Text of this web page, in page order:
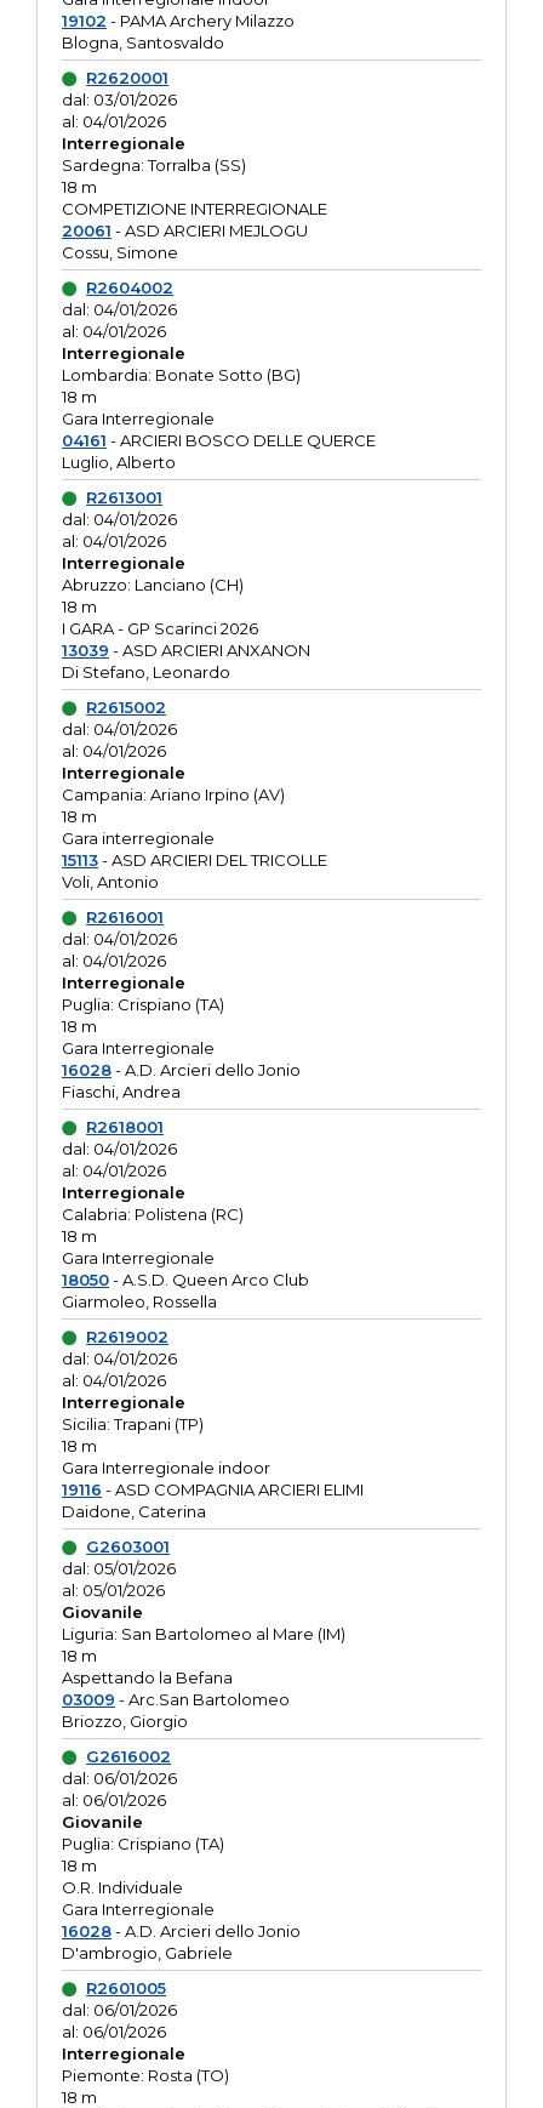
19102 - PAMA Archery Milazzo
Blogna, Santosvaldo
R2620001
dal: 03/01/2026
al: 04/01/2026
Interregionale
Sardegna: Torralba (SS)
18 m
COMPETIZIONE INTERREGIONALE
20061 - ASD ARCIERI MEJLOGU
Cossu, Simone
R2604002
dal: 04/01/2026
al: 04/01/2026
Interregionale
Lombardia: Bonate Sotto (BG)
18 m
Gara Interregionale
04161 - ARCIERI BOSCO DELLE QUERCE
Luglio, Alberto
R2613001
dal: 04/01/2026
al: 04/01/2026
Interregionale
Abruzzo: Lanciano (CH)
18 m
I GARA - GP Scarinci 2026
13039 - ASD ARCIERI ANXANON
Di Stefano, Leonardo
R2615002
dal: 04/01/2026
al: 04/01/2026
Interregionale
Campania: Ariano Irpino (AV)
18 m
Gara interregionale
15113- ASD ARCIERI DEL TRICOLLE
Voli, Antonio
R2616001
dal: 04/01/2026
al: 04/01/2026
Interregionale
Puglia: Crispiano (TA)
18 m
Gara Interregionale
16028- A.D. Arcieri dello Jonio
Fiaschi, Andrea
R2618001
dal: 04/01/2026
al: 04/01/2026
Interregionale
Calabria: Polistena (RC)
18 m
Gara Interregionale
18050- A.S.D. Queen Arco Club
Giarmoleo, Rossella
R2619002
dal: 04/01/2026
al: 04/01/2026
Interregionale
Sicilia: Trapani (TP)
18 m
Gara Interregionale indoor
19116 - ASD COMPAGNIA ARCIERI ELIMI
Daidone, Caterina
G2603001
dal: 05/01/2026
al: 05/01/2026
Giovanile
Liguria: San Bartolomeo al Mare (IM)
18 m
Aspettando la Befana
03009 - Arc.San Bartolomeo
Briozzo, Giorgio
G2616002
dal: 06/01/2026
al: 06/01/2026
Giovanile
Puglia: Crispiano (TA)
18 m
O.R. Individuale
Gara Interregionale
16028- A.D. Arcieri dello Jonio
D'ambrogio, Gabriele
R2601005
dal: 06/01/2026
al: 06/01/2026
Interregionale
Piemonte: Rosta (TO)
18 m